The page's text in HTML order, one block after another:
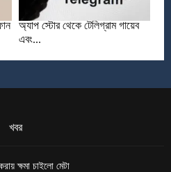
অ্যাপ স্টোর থেকে টেলিগ্রাম গায়েব
এবং...
খবর
ক্ষমা চাইলো মেটা